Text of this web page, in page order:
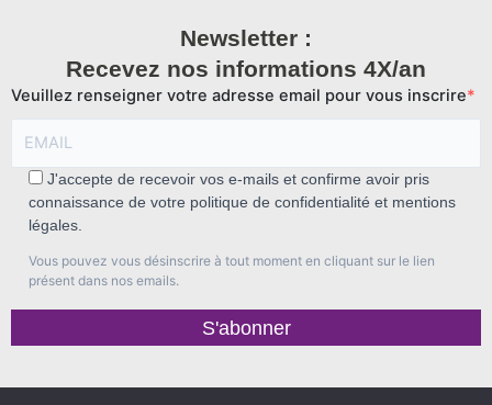
Newsletter :
Recevez nos informations 4X/an
Veuillez renseigner votre adresse email pour vous inscrire
J'accepte de recevoir vos e-mails et confirme avoir pris
connaissance de votre politique de confidentialité et mentions
légales.
Vous pouvez vous désinscrire à tout moment en cliquant sur le lien
présent dans nos emails.
S'abonner